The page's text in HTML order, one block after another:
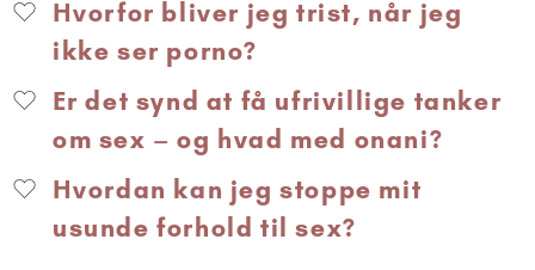
Hvorfor bliver jeg trist, når jeg
ikke ser porno?
Er det synd at få ufrivillige tanker
om sex – og hvad med onani?
Hvordan kan jeg stoppe mit
usunde forhold til sex?